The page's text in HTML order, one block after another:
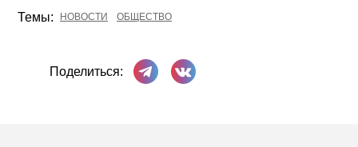
Темы: НОВОСТИ ОБЩЕСТВО
Поделиться:
Поделиться в Телеграме
Поделиться ВКонтакте